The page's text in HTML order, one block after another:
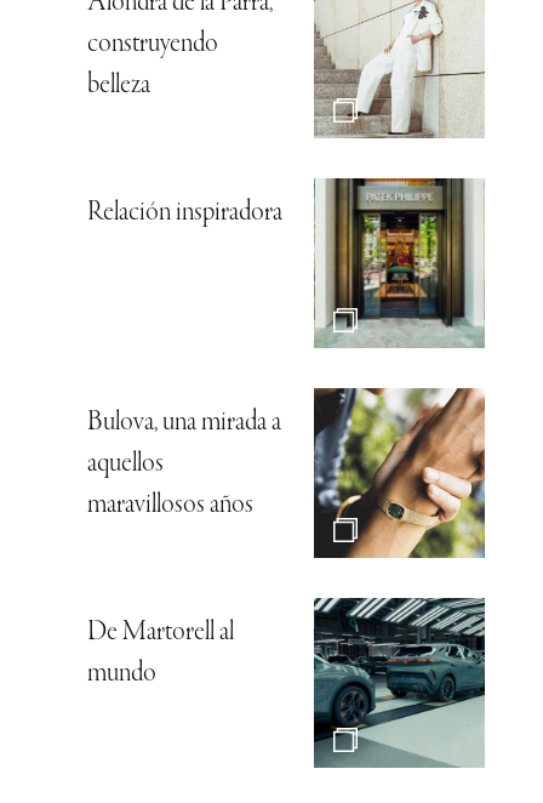
construyendo
belleza
Relación inspiradora
Bulova, una mirada a
aquellos
maravillosos años
De Martorell al
mundo